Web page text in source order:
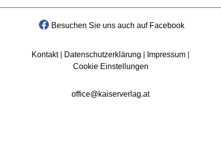
Besuchen Sie uns auch auf Facebook
Kontakt| Datenschutzerklärung Impressum
Cookie Einstellungen
office@kaiserverlag.at